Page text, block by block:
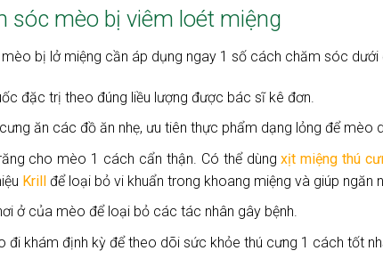
sóc mèo bị viêm loét miệng
mèo bị lở miệng cần áp dụng ngay 1 số cách chăm sóc dưới
đặc trị theo đúng liều lượng được bác sĩ kê đơn.
ăn các đồ ăn nhẹ, ưu tiên thực phẩm dạng lỏng để mèo
cho mèo 1 cách cẩn thận. Có thể dùngxịt miệng thú
Krillđể loại bỏ vi khuẩn trong khoang miệng và giúp ngăn
ở của mèo để loại bỏ các tác nhân gây bệnh.
đi khám định kỳ để theo dõi sức khỏe thú cưng 1 cách tốt